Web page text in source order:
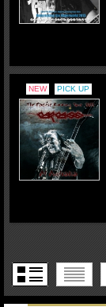
NEW PICK UP